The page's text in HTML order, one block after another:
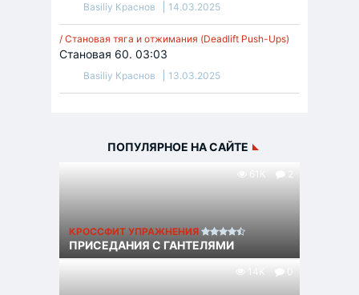
Basiliy Краснов 14.03.2025
/ Становая тяга и отжимания (Deadlift Push-Ups)
Становая 60. 03:03
Basiliy Краснов 13.03.2025
ПОПУЛЯРНОЕ НА САЙТЕ
61K 2
КРОССФИТ УПРАЖНЕНИЯ
ПРИСЕДАНИЯ С ГАНТЕЛЯМИ
14K 0